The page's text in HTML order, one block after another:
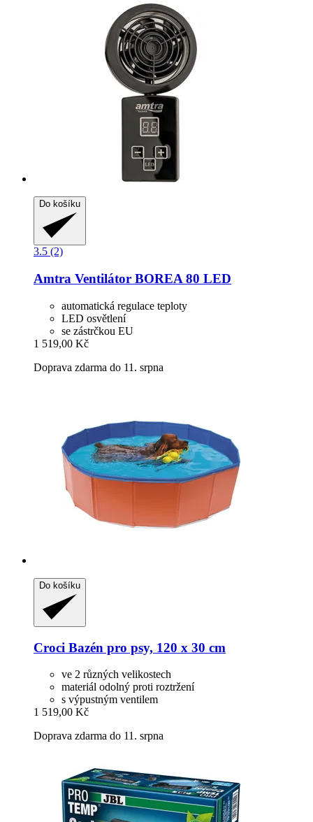
Do košíku
3.5 (2)
Amtra Ventilátor BOREA 80 LED
automatická regulace teploty
LED osvětlení
se zástrčkou EU
1 519,00 Kč
Doprava zdarma do 11. srpna
Do košíku
Croci Bazén pro psy, 120 x 30 cm
ve 2 různých velikostech
materiál odolný proti roztržení
s výpustným ventilem
1 519,00 Kč
Doprava zdarma do 11. srpna